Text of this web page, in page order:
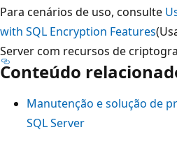
Para cenários de uso, consulte
with SQL Encryption Features
Server com recursos de
Conteúdo
Manutenção e solução de
SQL Server